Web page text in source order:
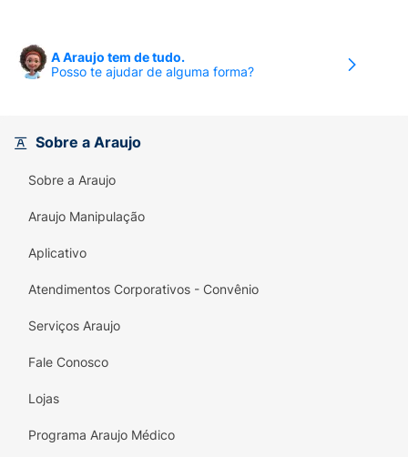
conforto e a maciez para a pele. O pote
generoso de453ggarante tratamento
Principais Benefícios:
Tecnologia Nano:
Phytoceramidas para máxima absorção e
eficácia.
Ação Restauradora:
sendo livre de fragrâncias (Sem Perfume).
Hidratação Profunda:
Segurança:
A Araujo tem de tudo.
Posso te ajudar de alguma forma?
Sobre a Araujo
Sobre a Araujo
Araujo Manipulação
Aplicativo
Atendimentos Corporativos - Convênio
Serviços Araujo
Fale Conosco
Lojas
Programa Araujo Médico